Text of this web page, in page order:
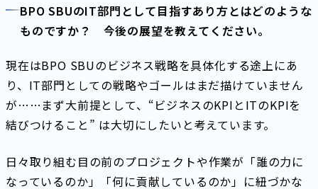
BPO SBUのIT部門として目指すあり方とはどのような
ものですか？ 今後の展望を教えてください。
現在はBPO SBUのビジネス戦略を具体化する途上にあ
り、IT部門としての戦略やゴールはまだ描けていません
が……まず大前提として、“ビジネスのKPIとITのKPIを
結びつけること” は大切にしたいと考えています。
日々取り組む目の前のプロジェクトや作業が「誰の力に
なっているのか」「何に貢献しているのか」に紐づかな